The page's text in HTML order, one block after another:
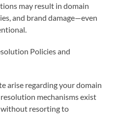
may result in domain
and brand damage—even
Policies and
arise regarding your domain
mechanisms exist
without resorting to